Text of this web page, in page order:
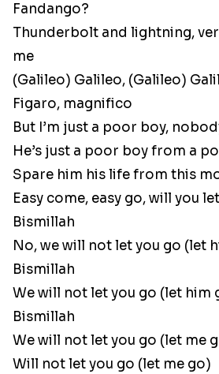
Fandango?
Thunderbolt and lightning,
me
(Galileo) Galileo, (Galileo)
Figaro, magnifico
But I’m just a poor boy,
He’s just a poor boy from a
Spare him his life from this
Easy come, easy go, will you
Bismillah
No, we will not let you go (let
Bismillah
We will not let you go (let him
Bismillah
We will not let you go (let me
Will not let you go (let me go)